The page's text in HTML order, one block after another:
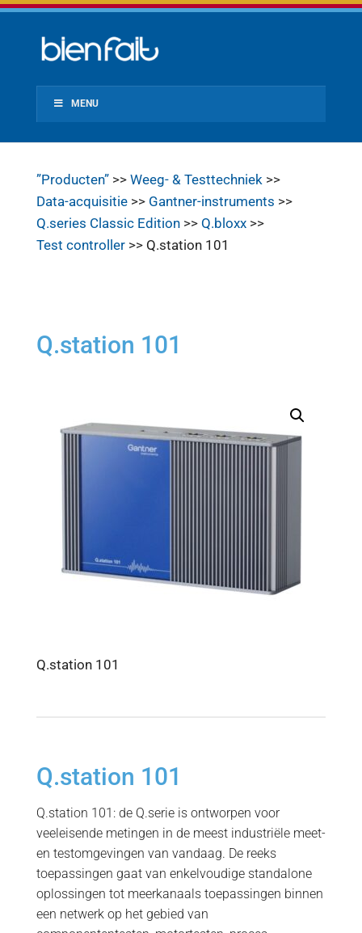
MENU
”Producten”>> Weeg- & Testtechniek>>
Data-acquisitie>> Gantner-instruments >>
Q.series Classic Edition>> Q.bloxx>>
Test controller>> Q.station 101
Q.station 101
Q.station 101
Q.station 101
Q.station 101: de Q.serie is ontworpen voor
veeleisende metingen in de meest industriële meet-
en testomgevingen van vandaag. De reeks
toepassingen gaat van enkelvoudige standalone
oplossingen tot meerkanaals toepassingen binnen
een netwerk op het gebied van